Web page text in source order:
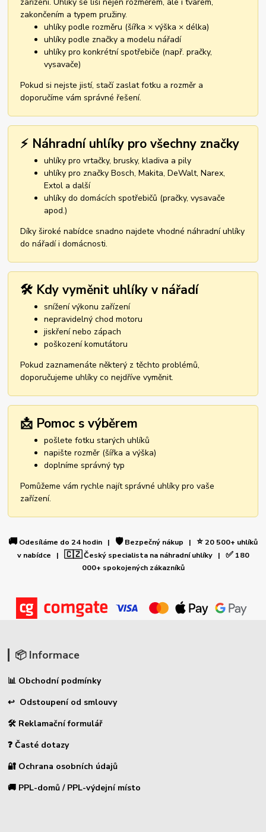
zakončením a typem pružiny.
uhlíky podle rozměru (šířka × výška × délka)
uhlíky podle značky a modelu nářadí
uhlíky pro konkrétní spotřebiče (např. pračky,
vysavače)
Pokud si nejste jistí, stačí zaslat fotku a rozměr a
doporučíme vám správné řešení.
⚡ Náhradní uhlíky pro všechny značky
uhlíky pro vrtačky, brusky, kladiva a pily
uhlíky pro značky Bosch, Makita, DeWalt, Narex,
Extol a další
uhlíky do domácích spotřebičů (pračky, vysavače
apod.)
Díky široké nabídce snadno najdete vhodné náhradní uhlíky
do nářadí i domácnosti.
🛠️ Kdy vyměnit uhlíky v nářadí
snížení výkonu zařízení
nepravidelný chod motoru
jiskření nebo zápach
poškození komutátoru
Pokud zaznamenáte některý z těchto problémů,
doporučujeme uhlíky co nejdříve vyměnit.
📩 Pomoc s výběrem
pošlete fotku starých uhlíků
napište rozměr (šířka a výška)
doplníme správný typ
Pomůžeme vám rychle najít správné uhlíky pro vaše
zařízení.
🚚 Odesíláme do 24 hodin | 🛡️Bezpečný nákup | ⭐20 500+ uhlíků
v nabídce | 🇨🇿Český specialista na náhradní uhlíky | ✅180
000+ spokojených zákazníků
📦 Informace
📊 Obchodní podmínky
↩ Odstoupení od smlouvy
🛠 Reklamační formulář
❓ Časté dotazy
🔐 Ochrana osobních údajů
🚚 PPL-domů / PPL-výdejní místo